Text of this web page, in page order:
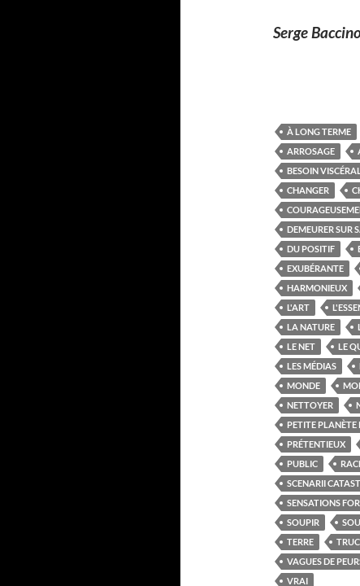
Serge
À LONG TERME
ARROSAGE
BESOIN VISCÉRAL
CHANGER
DEMEURER SUR
DU POSITIF
EXUBÉRANTE
HARMONIEUX
L'ART
LA NATURE
LE NET
LE
LES MÉDIAS
MONDE
NETTOYER
PETITE PLANÈTE
PRÉTENTIEUX
PUBLIC
SCENARII
SENSATIONS
SOUPIR
TERRE
VAGUES DE
VRAI